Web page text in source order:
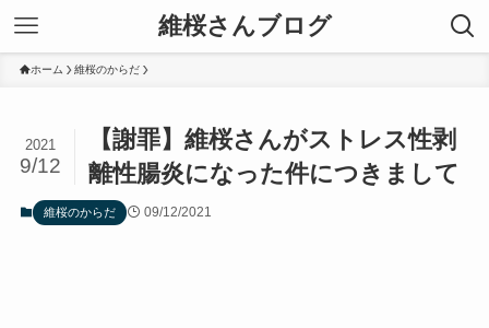
維桜さんブログ
ホーム 維桜のからだ
【謝罪】維桜さんがストレス性剥
離性腸炎になった件につきまして
2021
9/12
維桜のからだ 09/12/2021